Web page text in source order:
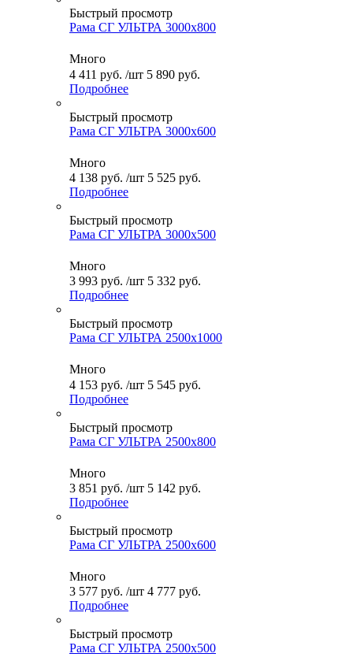
Быстрый просмотр
Рама СГ УЛЬТРА 3000x800
Много
4 411 руб. /шт 5 890 руб.
Подробнее
Быстрый просмотр
Рама СГ УЛЬТРА 3000x600
Много
4 138 руб. /шт 5 525 руб.
Подробнее
Быстрый просмотр
Рама СГ УЛЬТРА 3000x500
Много
3 993 руб. /шт 5 332 руб.
Подробнее
Быстрый просмотр
Рама СГ УЛЬТРА 2500x1000
Много
4 153 руб. /шт 5 545 руб.
Подробнее
Быстрый просмотр
Рама СГ УЛЬТРА 2500x800
Много
3 851 руб. /шт 5 142 руб.
Подробнее
Быстрый просмотр
Рама СГ УЛЬТРА 2500x600
Много
3 577 руб. /шт 4 777 руб.
Подробнее
Быстрый просмотр
Рама СГ УЛЬТРА 2500x500